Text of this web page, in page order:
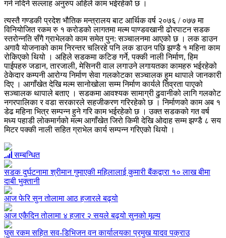
गर्न नदिने सल्लाह अनुरुप अहिले काम भईरहेको छ ।
त्यस्तै गण्डकी प्रदेश भौतिक मन्त्रालय बाट आर्थिक वर्ष २०७६ / ०७७ मा
विनियोजित रकम रु १ करोडको लागतमा मल्म पाण्डवखानी ढोरपाटन सडक
स्तरोन्नति सँगै ग्राभेलको काम समेत पुन: सञ्चालनमा आएको छ । लक डाउन
अगावै योजनाको काम निरन्तर चलिरहे पनि लक डाउन पछि झण्डै १ महिना काम
रोकिएको थियो । अहिले सडकमा कटिङ गर्ने, पक्की नाली निर्माण, हिम
पाईपहरु जडान, तारजाली, मेसिनरी वाल लगाउने लगायतका कामहरु भईरहेको
ठेकेदार कम्पनी आरोग्य निर्माण सेवा गलकोटका सञ्चालक हुम थापाले जानकारी
दिए । आगाँखेत देखि मल्म सानोखोला सम्म निर्माण कार्यले तिव्रता पाएको
सञ्चालक थापाले बताए । सडकमा आवश्यक सामाग्री ढुवानीको लागि गलकोट
नगरपालिका र वडा सरकारले सहजीकरण गरिरहेको छ । निर्माणको काम अब १
डेढ महिना भित्र सम्पन्न हुने गरि काम भईरहेको छ । उक्त सडकको गत वर्ष
मध्य पहाडी लोकमार्गको मल्म आगाँखेत जिरो किमी देखि ओदाह सम्म झण्डै ८ सय
मिटर पक्की नाली सहित ग्राभेल कार्य सम्पन्न गरिएको थियो ।
सम्बन्धित
सडक दुर्घटनामा श्रीमान गुमाएकी महिलालाई कुमारी बैंकद्वारा १० लाख बीमा
दाबी भुक्तानी
आज फेरि सुन तोलामा आठ हजारले बढ्यो
आज एकैदिन तोलामा ४ हजार २ सयले बढ्यो सुनको मूल्य
घुस रकम सहित सव-डिभिजन वन कार्यालयका प्रमुख यादव पक्राउ